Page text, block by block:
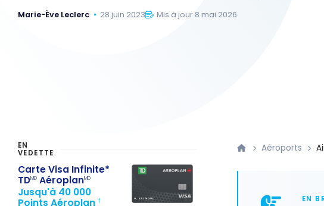
Marie-Ève Leclerc 28 juin 2023 Mis à jour 8 mai 2026
Aéroports
EN
EN
VEDETTE
Carte Visa Infinite*
TDMD AéroplanMD
Jusqu'à 40 000
Points Aéroplan †